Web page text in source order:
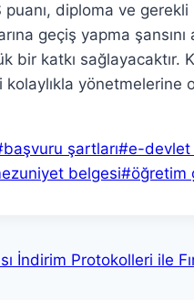
puanı, diploma ve
geçiş yapma
bir katkı
kolaylıkla yönetmelerine
başvuru şartları#e-devlet
belgesi#öğretim
İndirim Protokolleri ile